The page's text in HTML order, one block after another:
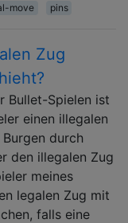
move pins
Zug
Bullet-Spielen ist
einen illegalen
durch
den illegalen Zug
meines
legalen Zug mit
falls eine